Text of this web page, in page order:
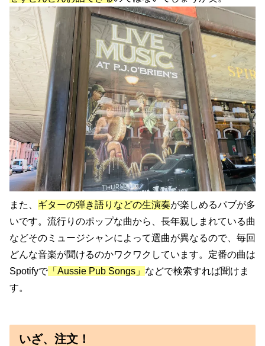
また、 ギターの弾き語りなどの生演奏が楽しめるパブが多
いです。流行りのポップな曲から、長年親しまれている曲
などそのミュージシャンによって選曲が異なるので、毎回
どんな音楽が聞けるのかワクワクしています。定番の曲は
Spotifyで 「Aussie Pub Songs」 などで検索すれば聞けま
す。
いざ、注文！